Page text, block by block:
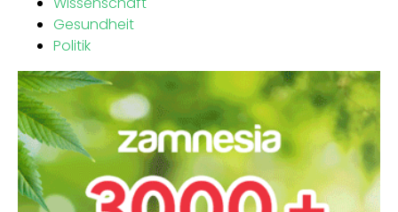
Gesundheit
Politik